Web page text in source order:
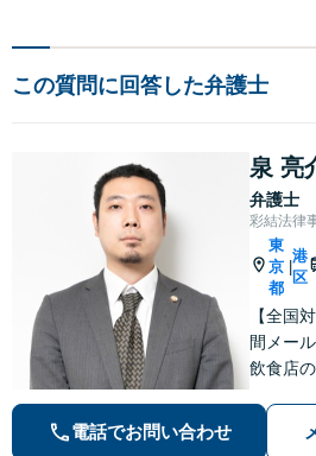
この質問に回答した弁護士
泉 亮
弁護士
彩結法律
東
京
都
港
区
【全国
間メー
飲食店
の種類
早期対
電話でお問い合わせ